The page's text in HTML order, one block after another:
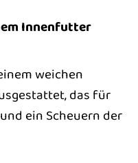
Innenfutter
weichen
das für
ein Scheuern der